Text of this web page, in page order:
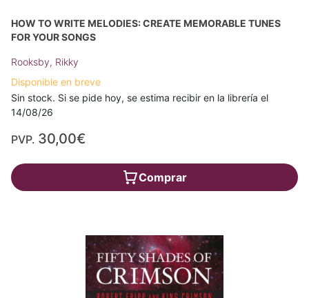
HOW TO WRITE MELODIES: CREATE MEMORABLE TUNES
FOR YOUR SONGS
Rooksby, Rikky
Disponible en breve
Sin stock. Si se pide hoy, se estima recibir en la librería el
14/08/26
PVP. 30,00€
Comprar